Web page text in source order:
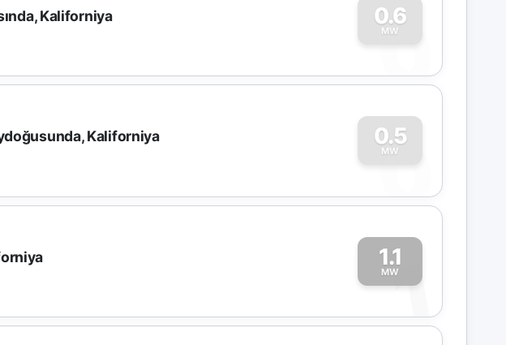
Kaliforniya 0.6
MW
0
Kaliforniya 0.5
MW
0
1.1
MW
1